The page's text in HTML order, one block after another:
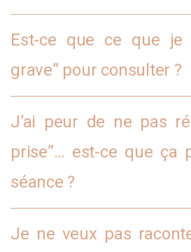
Est-ce que ce que je
grave” pour consulter ?
J’ai peur de ne pas
prise”… est-ce que ça
séance ?
Je ne veux pas